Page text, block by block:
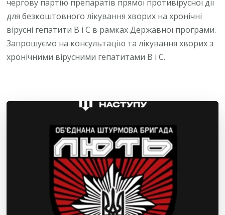
чергову партію препаратів прямої противірусної дії
для безкоштовного лікування хворих на хронічні
вірусні гепатити В і С в рамках Державної програми.
Запрошуємо на консультацію та лікування хворих з
хронічними вірусними гепатитами В і С.